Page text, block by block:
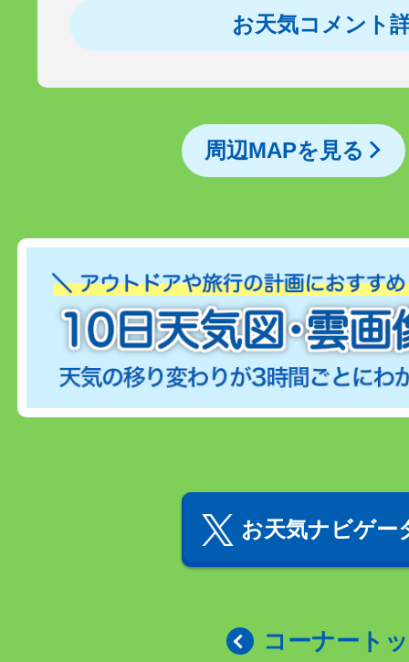
お天気コメント
周辺MAPを見る
お天気ナビゲー
コーナート